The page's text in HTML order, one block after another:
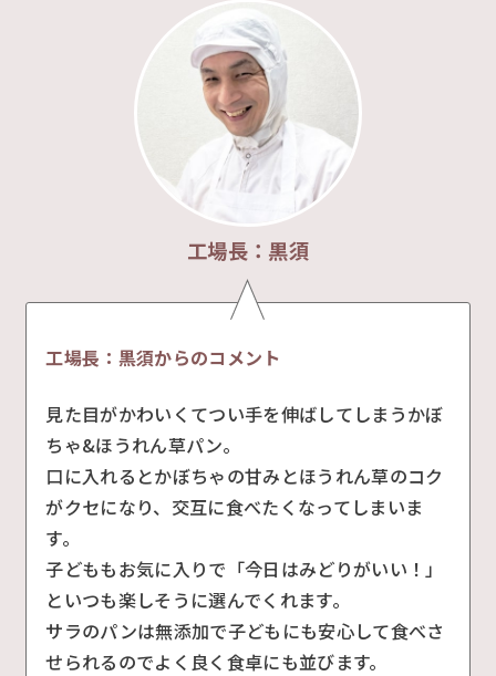
工場長：黒須
工場長：黒須からのコメント
見た目がかわいくてつい手を伸ばしてしまうかぼ
ちゃ&ほうれん草パン。
口に入れるとかぼちゃの甘みとほうれん草のコク
がクセになり、交互に食べたくなってしまいま
す。
子どももお気に入りで「今日はみどりがいい！」
といつも楽しそうに選んでくれます。
サラのパンは無添加で子どもにも安心して食べさ
せられるのでよく良く食卓にも並びます。